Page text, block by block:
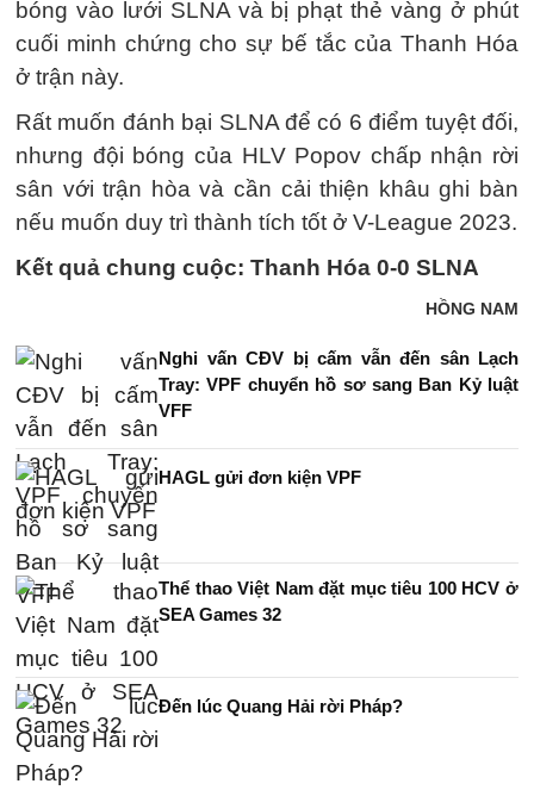
bóng vào lưới SLNA và bị phạt thẻ vàng ở phút
cuối minh chứng cho sự bế tắc của Thanh Hóa
ở trận này.
Rất muốn đánh bại SLNA để có 6 điểm tuyệt đối,
nhưng đội bóng của HLV Popov chấp nhận rời
sân với trận hòa và cần cải thiện khâu ghi bàn
nếu muốn duy trì thành tích tốt ở V-League 2023.
Kết quả chung cuộc: Thanh Hóa 0-0 SLNA
HỒNG NAM
Nghi vấn CĐV bị cấm vẫn đến sân Lạch
Tray: VPF chuyển hồ sơ sang Ban Kỷ luật
VFF
HAGL gửi đơn kiện VPF
Thể thao Việt Nam đặt mục tiêu 100 HCV ở
SEA Games 32
Đến lúc Quang Hải rời Pháp?